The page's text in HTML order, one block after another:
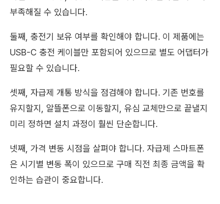
부족해질 수 있습니다.
둘째, 충전기 보유 여부를 확인해야 합니다. 이 제품에는
USB-C 충전 케이블만 포함되어 있으므로 별도 어댑터가
필요할 수 있습니다.
셋째, 자급제 개통 방식을 점검해야 합니다. 기존 번호를
유지할지, 알뜰폰으로 이동할지, 유심 교체만으로 끝낼지
미리 정하면 설치 과정이 훨씬 단순합니다.
넷째, 가격 변동 시점을 살펴야 합니다. 자급제 스마트폰
은 시기별 변동 폭이 있으므로 구매 직전 최종 금액을 확
인하는 습관이 중요합니다.